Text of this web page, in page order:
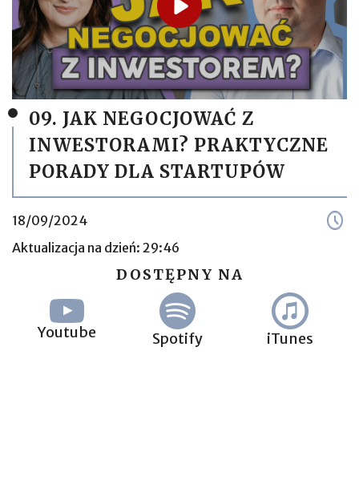
09. JAK NEGOCJOWAĆ Z
INWESTORAMI? PRAKTYCZNE
PORADY DLA STARTUPÓW
18/09/2024
Aktualizacja na dzień: 29:46
DOSTĘPNY NA
Youtube Spotify iTunes